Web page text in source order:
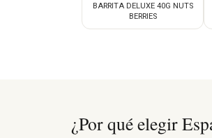
BARRITA DELUXE 40G NUTS
BERRIES
¿Por qué elegir